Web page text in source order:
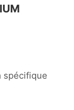
spécifique